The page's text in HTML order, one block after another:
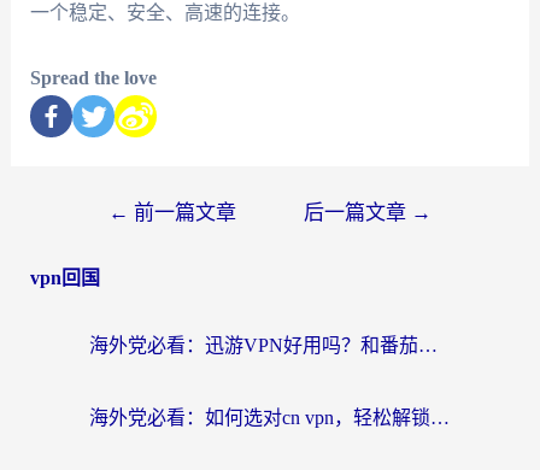
一个稳定、安全、高速的连接。
Spread the love
← 前一篇文章 后一篇文章 →
vpn回国
海外党必看：迅游VPN好用吗？和番茄加速器VPN对比哪个回国效果更好？
海外党必看：如何选对cn vpn，轻松解锁国内影音游戏？